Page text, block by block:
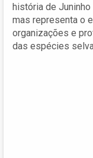
história de
mas representa o
organizações e
das espécies